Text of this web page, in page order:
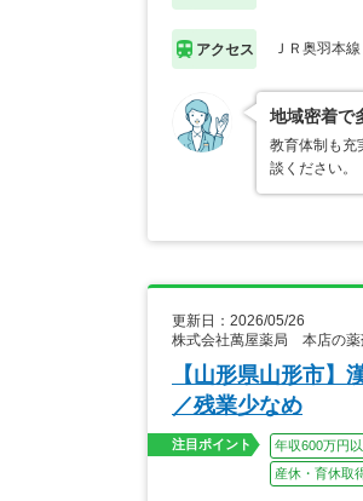
アクセス ＪＲ奥羽本
地域密着で
教育体制も充
談ください。
更新日：2026/05/26
株式会社萬屋薬局 本店の薬
【山形県山形市】
／残業少なめ
注目ポイント 年収600万円
産休・育休取